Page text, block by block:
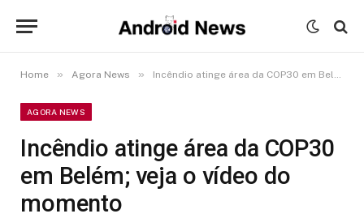
Home » Agora News » Incêndio atinge área da COP30 em Belém; veja o vídeo do momento
AGORA NEWS
Incêndio atinge área da COP30
em Belém; veja o vídeo do
momento